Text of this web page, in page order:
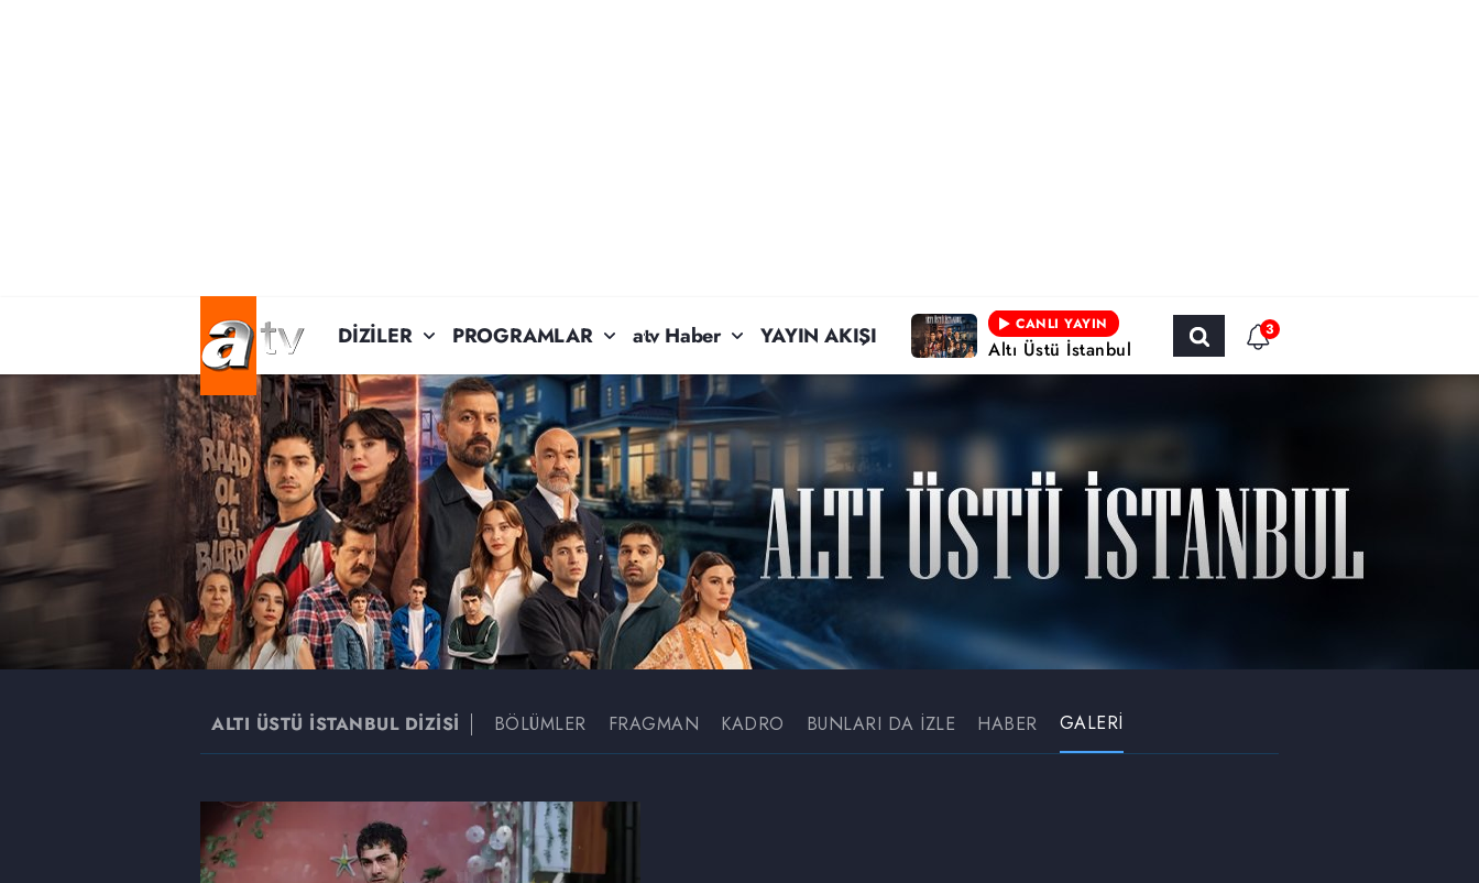
DİZİLER PROGRAMLAR atv Haber YAYIN AKIŞI CANLI YAYIN
Altı Üstü İstanbul
3
ALTI ÜSTÜ İSTANBUL DİZİSİ BÖLÜMLER FRAGMAN KADRO BUNLARI DA İZLE HABER GALERİ